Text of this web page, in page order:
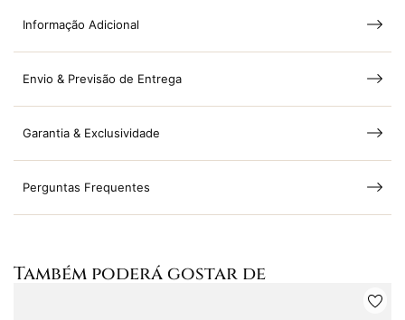
Informação Adicional
Envio & Previsão de Entrega
Garantia & Exclusividade
Perguntas Frequentes
Também poderá gostar de